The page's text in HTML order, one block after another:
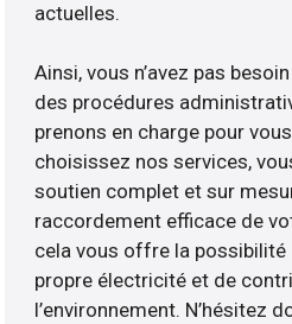
actuelles.
Ainsi, vous n’avez pas
des procédures
prenons en charge pour
choisissez nos services,
soutien complet et sur
raccordement efficace de
cela vous offre la possibilité
propre électricité et de
l’environnement. N’hésitez